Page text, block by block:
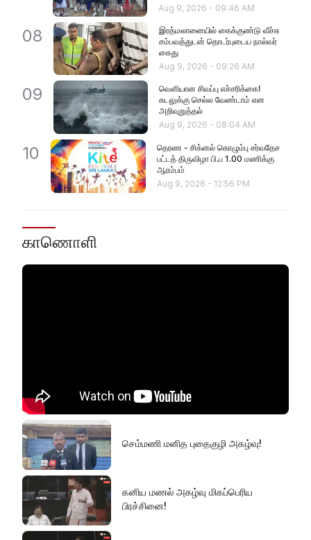
Aug 9, 2026 - 09:46 AM
08
இரத்மலானையில் கைக்குண்டு வீச்சு
சம்பவத்துடன் தொடர்புடைய நால்வர்
கைது
Aug 9, 2026 - 09:26 AM
09
வௌியான சிவப்பு எச்சரிக்கை!
கடலுக்கு செல்ல வேண்டாம் என
அறிவுறுத்தல்
Aug 9, 2026 - 08:04 AM
10
தெரண - சிக்னல் கொழும்பு சர்வதேச
பட்டத் திருவிழா பி.ப 1.00 மணிக்கு
ஆரம்பம்
Aug 9, 2026 - 12:56 PM
காணொளி
செம்மணி மனித புதைகுழி அகழ்வு!
கனிய மணல் அகழ்வு மிகப்பெரிய
பிரச்சினை!